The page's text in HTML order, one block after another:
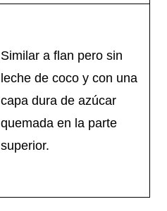
Similar a flan pero sin
leche de coco y con una
capa dura de azúcar
quemada en la parte
superior.